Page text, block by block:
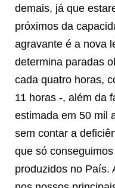
demais, já que
próximos da
agravante é a nova
determina paradas
cada quatro horas,
11 horas -, além da
estimada em 50 mil
sem contar a
que só
produzidos no País.